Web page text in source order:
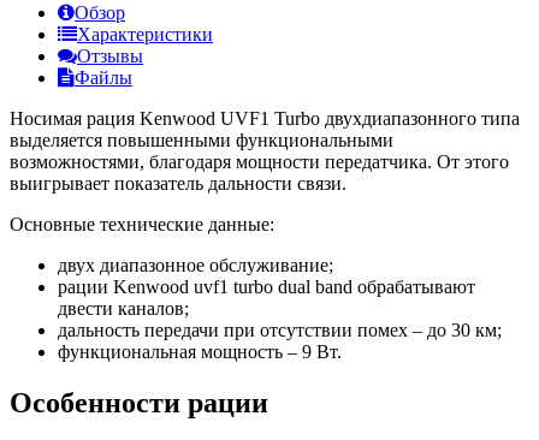
Обзор
Характеристики
Отзывы
Файлы
Носимая рация Kenwood UVF1 Turbo двухдиапазонного типа
выделяется повышенными функциональными
возможностями, благодаря мощности передатчика. От этого
выигрывает показатель дальности связи.
Основные технические данные:
двух диапазонное обслуживание;
рации Kenwood uvf1 turbo dual band обрабатывают
двести каналов;
дальность передачи при отсутствии помех – до 30 км;
функциональная мощность – 9 Вт.
Особенности рации